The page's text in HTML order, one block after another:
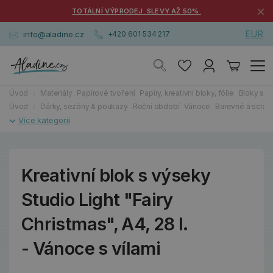
TOTÁLNÍ VÝPRODEJ. SLEVY AŽ 50%. ×
info@aladine.cz +420 601 534 217 EUR
Úvod Materiály Papírové tvoření Papíry, kreativní bloky, fólie
Bloky s
Úvod
Dárky, sezóny & poukazy Roční období Vánoce Barevné a
Kreativní blok s výseky
Studio Light "Fairy
Christmas", A4, 28 l.
- Vánoce s vílami